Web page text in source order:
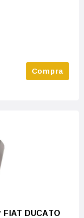
Compra
DUCATO